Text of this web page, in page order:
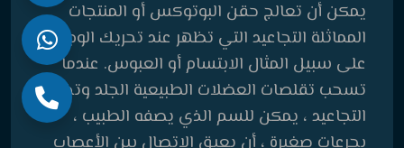
يمكن أن تعالج حقن البوتوكس أو المنتجات
المماثلة التجاعيد التي تظهر عند تحريك الوجه –
على سبيل المثال الابتسام أو العبوس. عندما
تسحب تقلصات العضلات الطبيعية الجلد وتخلق
التجاعيد ، يمكن للسم الذي يصفه الطبيب ،